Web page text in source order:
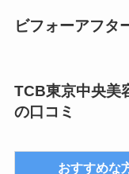
ビフォーアフタ
TCB東京中央美
の口コミ
おすすめな